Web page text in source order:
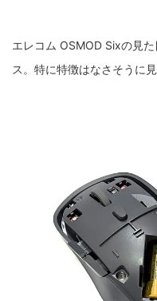
エレコム OSMOD Sixの見
ス。特に特徴はなさそうに見